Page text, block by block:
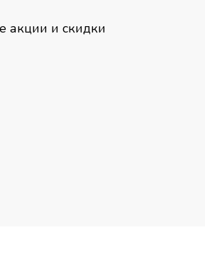
акции и скидки